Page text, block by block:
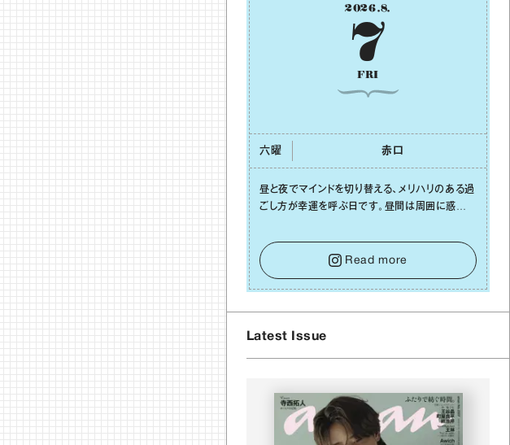
2026.8.
7
FRI
六曜 ⾚⼝
昼と夜でマインドを切り替える、メリハリのある過
ごし⽅が幸運を呼ぶ⽇です。昼間は周囲に惑わさ
をキープして。そして夜は、疲れや寂しさから⽢
い⾔葉に流されないよう、⼼にしっかりブレーキ
をかけること。この意識の切り替えが、あなたに
確かな安⼼感をもたらすはずです。
Read more
Latest Issue